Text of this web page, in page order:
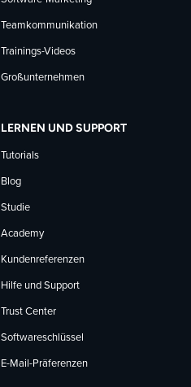
Teamkommunikation
Trainings-Videos
Großunternehmen
LERNEN UND SUPPORT
Tutorials
Blog
Studie
Academy
Kundenreferenzen
Hilfe und Support
Trust Center
Softwareschlüssel
E-Mail-Präferenzen